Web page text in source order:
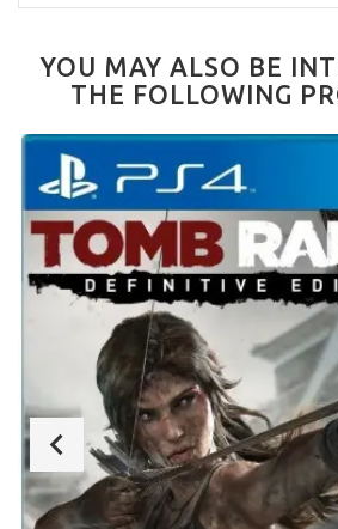
YOU MAY ALSO BE
THE FOLLOWING